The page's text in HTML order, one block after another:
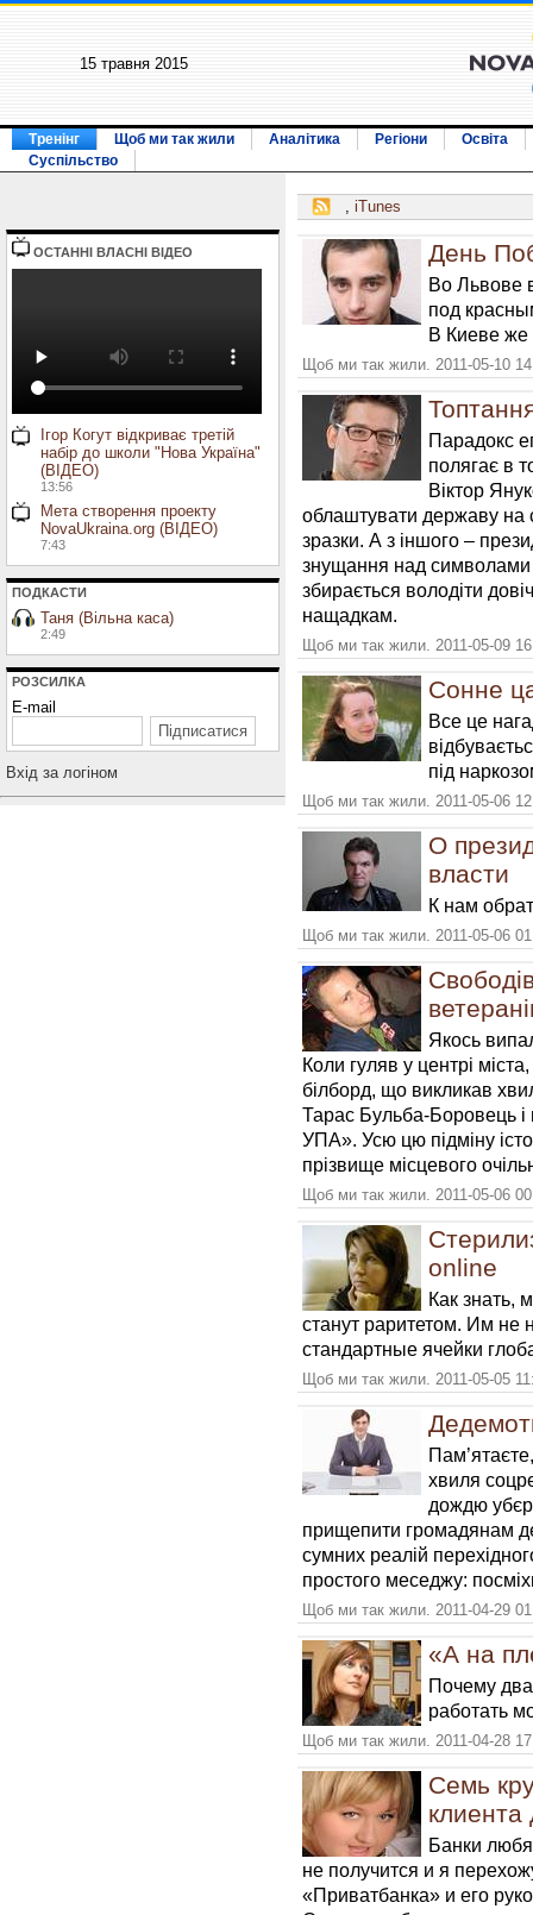
15 травня 2015
Тренінг Щоб ми так жили Аналітика Регіони
Освіта
Суспільство
ОСТАННI ВЛАСНI ВIДЕО
Ігор Когут відкриває третій
набір до школи "Нова Україна"
(ВІДЕО)
13:56
Мета створення проекту
NovaUkraina.org (ВІДЕО)
7:43
ПОДКАСТИ
Таня (Вільна каса)
2:49
РОЗСИЛКА
E-mail
Вхiд за логiном
, iTunes
День
Во Львове
под
В Киеве же
Щоб ми так жили. 2011-05-10
Парадокс
полягає в
Віктор
облаштувати державу на
зразки. А з іншого –
знущання над
збирається володіти
нащадкам.
Щоб ми так жили. 2011-05-09
Сонне
Все це
під
Щоб ми так жили. 2011-05-06
О
власти
К нам
Щоб ми так жили. 2011-05-06
Якось
Коли гуляв у центрі
бiлборд, що викликав
Тарас Бульба-Боровець
УПА». Усю цю пiдмiну
прiзвище місцевого
Щоб ми так жили. 2011-05-06
online
Как знать,
станут раритетом. Им не
стандартные ячейки
Щоб ми так жили. 2011-05-05
хвиля
дождю
прищепити громадянам
сумних реалій
простого меседжу:
Щоб ми так жили. 2011-04-29
«А на
Почему
работать
Щоб ми так жили. 2011-04-28
Семь
клиента
Банки
не получится и я
«Приватбанка» и его